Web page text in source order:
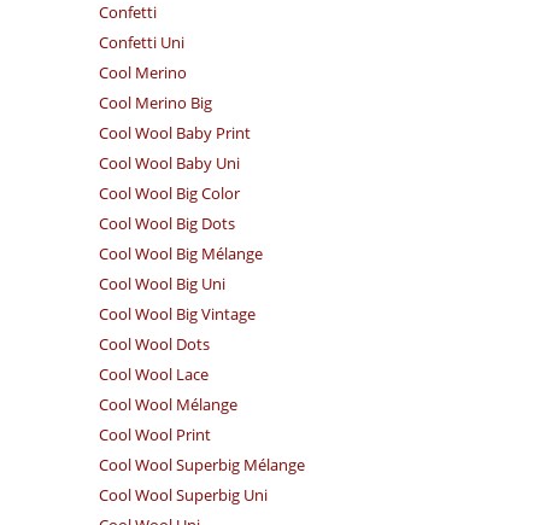
Confetti
Confetti Uni
Cool Merino
Cool Merino Big
Cool Wool Baby Print
Cool Wool Baby Uni
Cool Wool Big Color
Cool Wool Big Dots
Cool Wool Big Mélange
Cool Wool Big Uni
Cool Wool Big Vintage
Cool Wool Dots
Cool Wool Lace
Cool Wool Mélange
Cool Wool Print
Cool Wool Superbig Mélange
Cool Wool Superbig Uni